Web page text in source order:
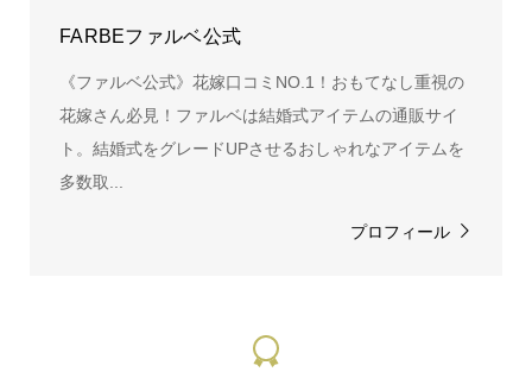
FARBEファルベ公式
《ファルベ公式》花嫁口コミNO.1！おもてなし重視の
花嫁さん必見！ファルベは結婚式アイテムの通販サイ
ト。結婚式をグレードUPさせるおしゃれなアイテムを
多数取...
プロフィール